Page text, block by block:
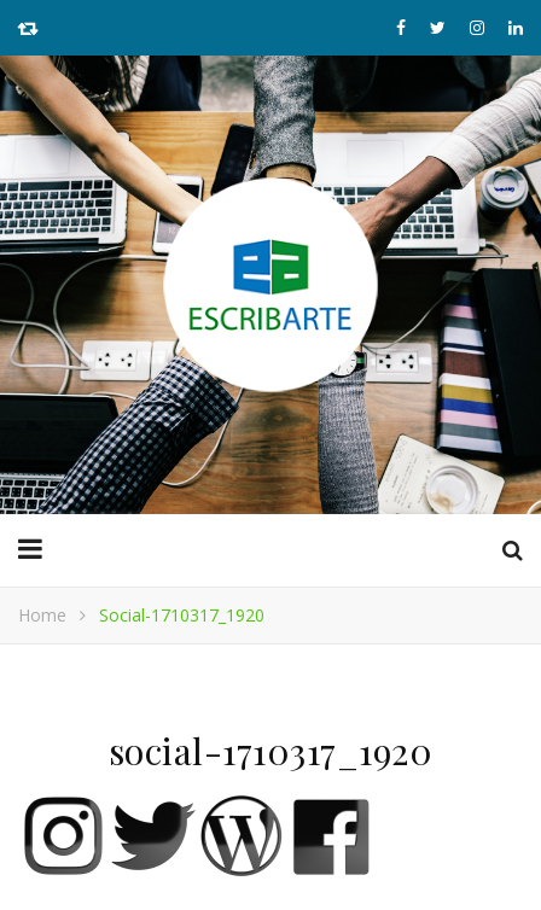
Home Social-1710317_1920
social-1710317_1920